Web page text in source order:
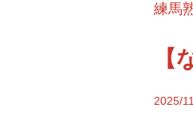
練馬
【
2025/